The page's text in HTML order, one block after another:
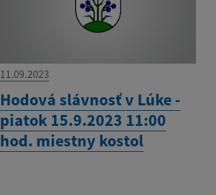
11.09.2023
Hodová slávnosť v Lúke -
piatok 15.9.2023 11:00
hod. miestny kostol